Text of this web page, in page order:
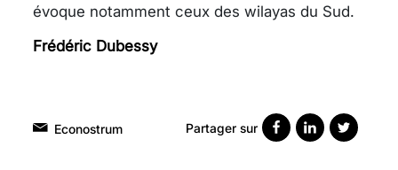
évoque notamment ceux des wilayas du Sud.
Frédéric Dubessy
Econostrum Partager sur